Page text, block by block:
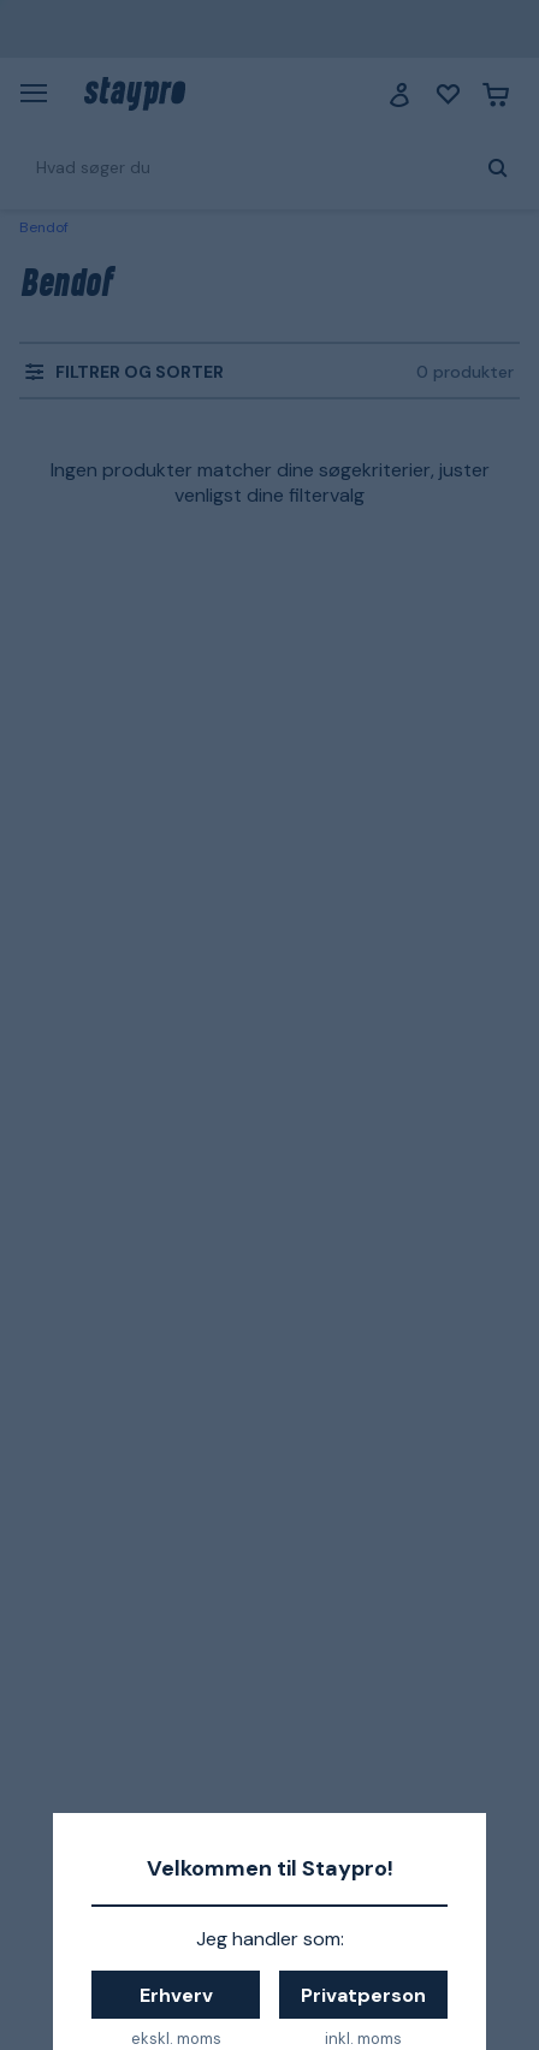
Velkommen til Staypro!
Jeg handler som:
Erhverv
ekskl. moms
Privatperson
inkl. moms
Bendof
Bendof
FILTRER OG SORTER 0 produkter
Ingen produkter matcher dine søgekriterier, juster
venligst dine filtervalg